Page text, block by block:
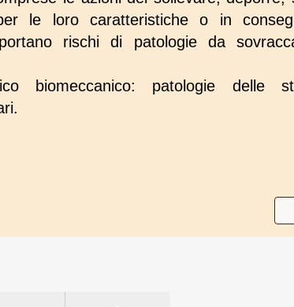
le loro caratteristiche o in
rischi di patologie da
biomeccanico: patologie delle